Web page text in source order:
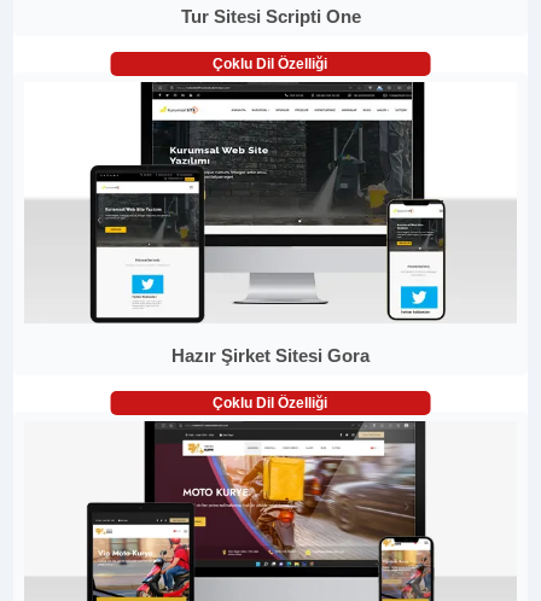
Tur Sitesi Scripti One
Çoklu Dil Özelliği
Hazır Şirket Sitesi Gora
Çoklu Dil Özelliği